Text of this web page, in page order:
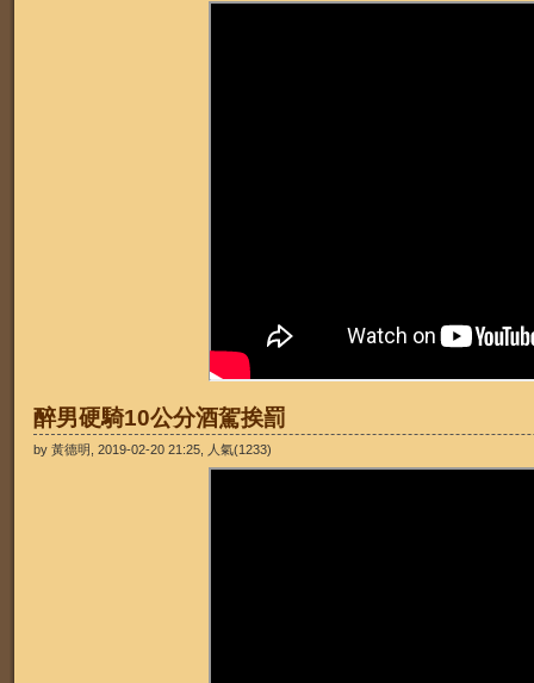
醉男硬騎10公分酒駕挨罰
by 黃德明, 2019-02-20 21:25, 人氣(1233)